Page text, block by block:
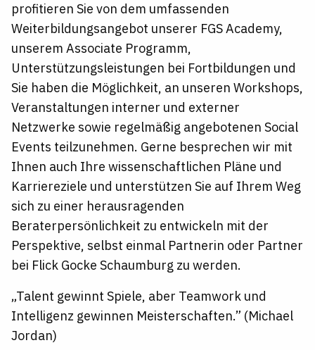
profitieren Sie von dem umfassenden
Weiterbildungsangebot unserer FGS Academy,
unserem Associate Programm,
Unterstützungsleistungen bei Fortbildungen und
Sie haben die Möglichkeit, an unseren Workshops,
Veranstaltungen interner und externer
Netzwerke sowie regelmäßig angebotenen Social
Events teilzunehmen. Gerne besprechen wir mit
Ihnen auch Ihre wissenschaftlichen Pläne und
Karriereziele und unterstützen Sie auf Ihrem Weg
sich zu einer herausragenden
Beraterpersönlichkeit zu entwickeln mit der
Perspektive, selbst einmal Partnerin oder Partner
bei Flick Gocke Schaumburg zu werden.
„Talent gewinnt Spiele, aber Teamwork und
Intelligenz gewinnen Meisterschaften.” (Michael
Jordan)